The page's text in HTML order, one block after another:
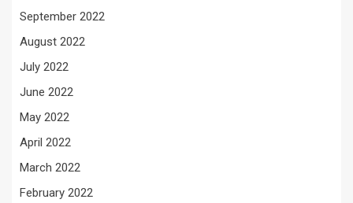
September 2022
August 2022
July 2022
June 2022
May 2022
April 2022
March 2022
February 2022